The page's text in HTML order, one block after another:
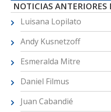
NOTICIAS
Luisana Lopilato
Andy Kusnetzoff
Esmeralda Mitre
Daniel Filmus
Juan Cabandié